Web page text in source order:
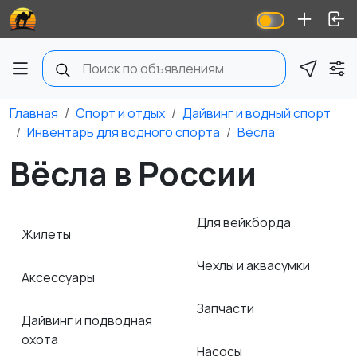
Главная Спорт и отдых
Дайвинг и водный спорт
Инвентарь для водного спорта
Вёсла
Вёсла в России
Жилеты
Аксессуары
Дайвинг и подводная
охота
Для вейкборда
Чехлы и аквасумки
Запчасти
Насосы